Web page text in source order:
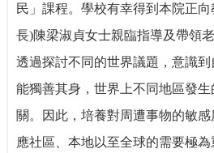
民」課程。學校有幸得到本院正向
長)陳梁淑貞女士親臨指導及帶領
透過探討不同的世界議題，意識
能獨善其身，世界上不同地區發
關。因此，培養對周遭事物的敏
應社區、本地以至全球的需要極為